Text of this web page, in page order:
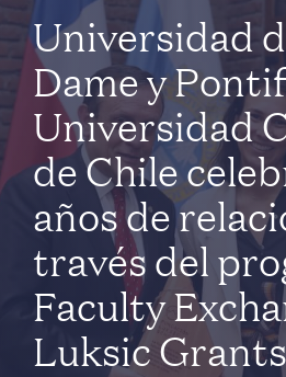
Universidad
Dame y
Universidad
de Chile
años de
través del
Faculty
Luksic Grants